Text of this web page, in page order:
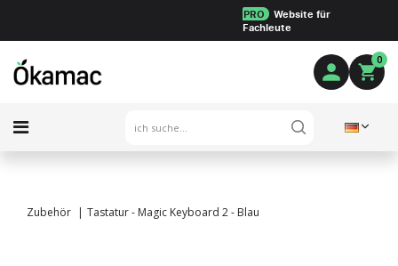
PRO
Website für
Fachleute
0
Zubehör Tastatur - Magic Keyboard 2 - Blau